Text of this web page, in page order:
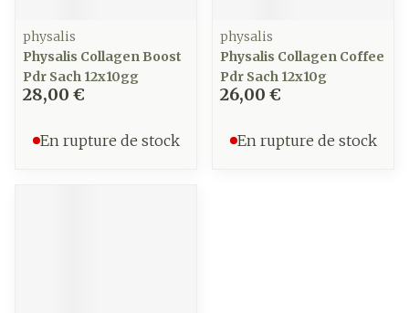
physalis
Physalis Collagen Boost
Pdr Sach 12x10gg
28,00 €
En rupture de stock
physalis
Physalis Collagen Coffee
Pdr Sach 12x10g
26,00 €
En rupture de stock